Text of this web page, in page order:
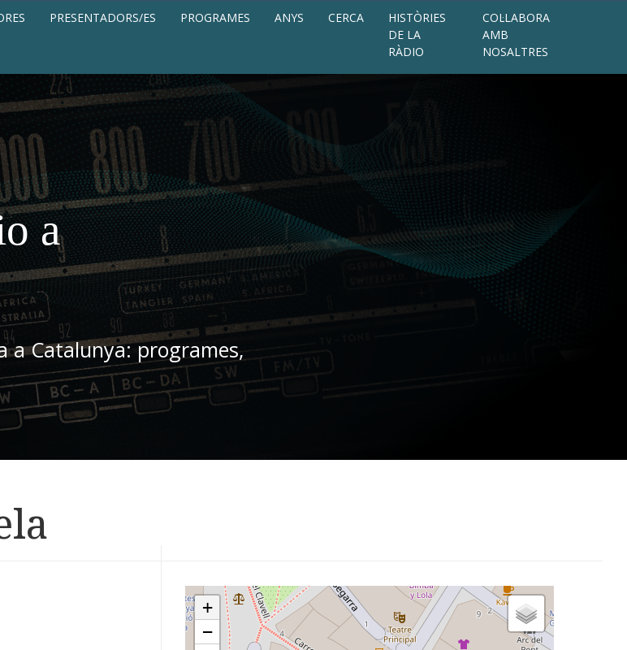
PRESENTADORS/ES PROGRAMES ANYS CERCA
HISTÒRIES
DE LA
RÀDIO
COL·LABORA
AMB
NOSALTRES
a
a Catalunya: programes,
+
−